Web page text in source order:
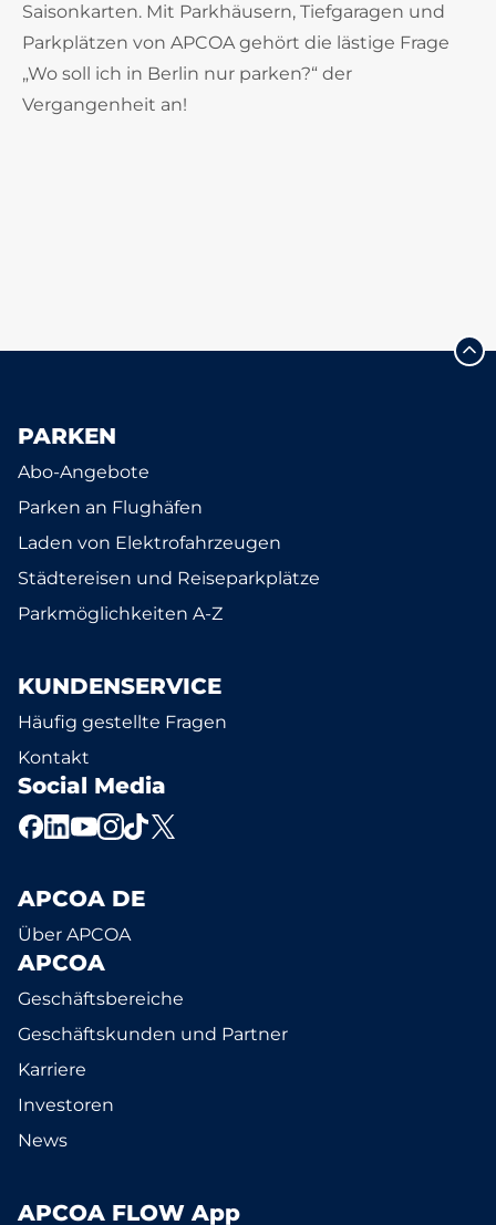
Saisonkarten. Mit Parkhäusern, Tiefgaragen und
Parkplätzen von APCOA gehört die lästige Frage
„Wo soll ich in Berlin nur parken?“ der
Vergangenheit an!
PARKEN
Abo-Angebote
Parken an Flughäfen
Laden von Elektrofahrzeugen
Städtereisen und Reiseparkplätze
Parkmöglichkeiten A-Z
KUNDENSERVICE
Häufig gestellte Fragen
Kontakt
Social Media
APCOA DE
Über APCOA
APCOA
Geschäftsbereiche
Geschäftskunden und Partner
Karriere
Investoren
News
APCOA FLOW App